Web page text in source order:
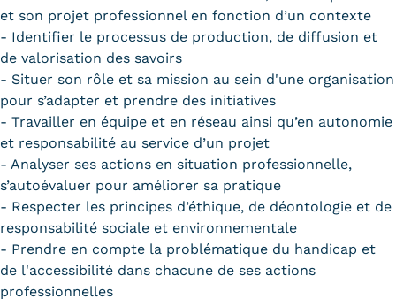
et son projet professionnel en fonction d’un contexte
- Identifier le processus de production, de diffusion et
de valorisation des savoirs
- Situer son rôle et sa mission au sein d'une organisation
pour s’adapter et prendre des initiatives
- Travailler en équipe et en réseau ainsi qu’en autonomie
et responsabilité au service d’un projet
- Analyser ses actions en situation professionnelle,
s’autoévaluer pour améliorer sa pratique
- Respecter les principes d’éthique, de déontologie et de
responsabilité sociale et environnementale
- Prendre en compte la problématique du handicap et
de l'accessibilité dans chacune de ses actions
professionnelles